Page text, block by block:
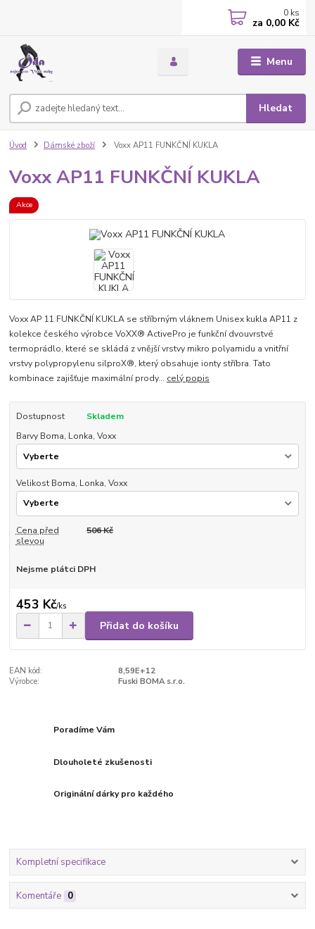
Menu
Hledat
0 ks
za 0,00 Kč
Úvod Dámské zboží Voxx AP11 FUNKČNÍ KUKLA
Voxx AP11 FUNKČNÍ KUKLA
Akce
Voxx AP 11 FUNKČNÍ KUKLA se stříbrným vláknem Unisex kukla AP11 z
kolekce českého výrobce VoXX® ActivePro je funkční dvouvrstvé
termoprádlo, které se skládá z vnější vrstvy mikro polyamidu a vnitřní
vrstvy polypropylenu silproX®, který obsahuje ionty stříbra. Tato
kombinace zajišťuje maximální prody... celý popis
Dostupnost
Skladem
Barvy Boma, Lonka, Voxx
Velikost Boma, Lonka, Voxx
Cena před
slevou
506 Kč
Nejsme plátci DPH
453 Kč/ks
Přidat do košíku
EAN kód:
8,59E+12
Výrobce:
Fuski BOMA s.r.o.
Poradíme Vám
Dlouholeté zkušenosti
Originální dárky pro každého
Kompletní specifikace
Komentáře 0